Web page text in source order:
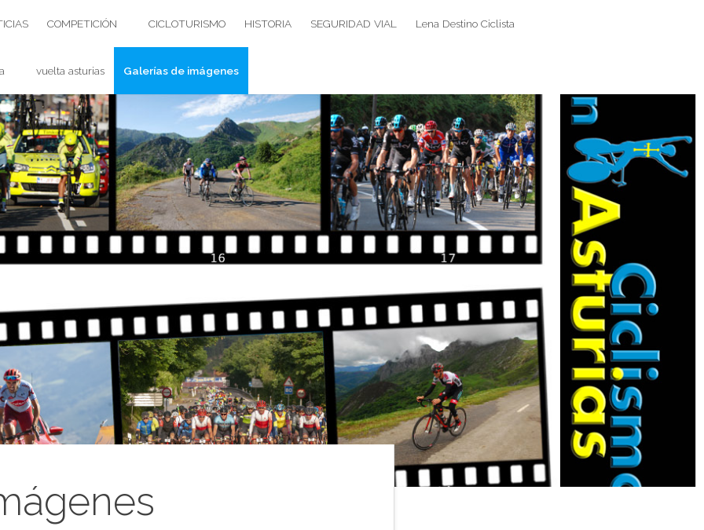
COMPETICIÓN CICLOTURISMO HISTORIA SEGURIDAD VIAL Lena Destino Ciclista
vuelta asturias Galerías de imágenes